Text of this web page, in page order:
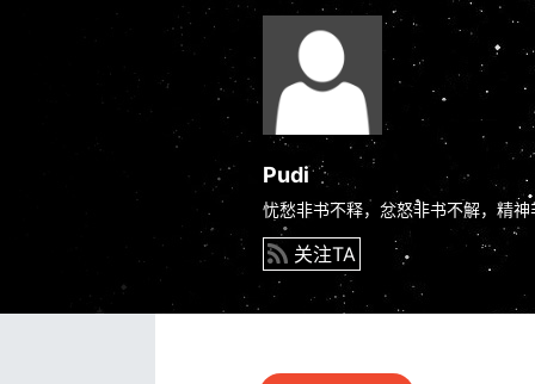
Pudi
忧愁非书不释，忿怒非书不解，精神
关注TA